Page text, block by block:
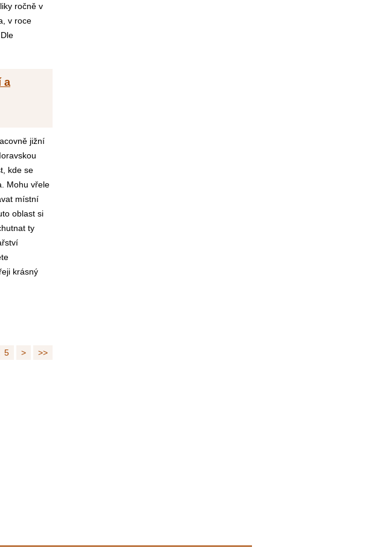
ročně v
v roce
a
jižní
kde se
Mohu vřele
místní
oblast si
ty
krásný
5 > >>